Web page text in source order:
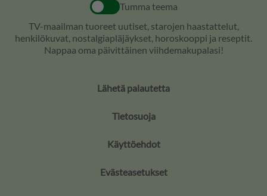
Tumma teema
TV-maailman tuoreet uutiset, starojen haastattelut,
henkilökuvat, nostalgiapläjäykset, horoskooppi ja reseptit.
Nappaa oma päivittäinen viihdemakupalasi!
Lähetä palautetta
Tietosuoja
Käyttöehdot
Evästeasetukset